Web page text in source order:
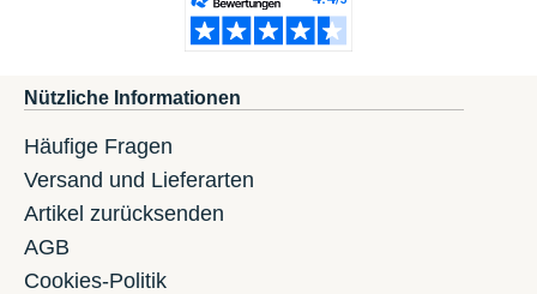
Nützliche Informationen
Häufige Fragen
Versand und Lieferarten
Artikel zurücksenden
AGB
Cookies-Politik